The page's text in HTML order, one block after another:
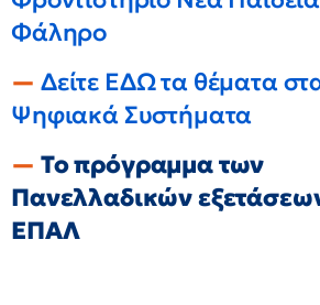
Φάληρο
Δείτε ΕΔΩ τα θέματα
Ψηφιακά Συστήματα
Το πρόγραμμα των
Πανελλαδικών
ΕΠΑΛ